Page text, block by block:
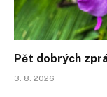
Pět dobrých
3. 8. 2026